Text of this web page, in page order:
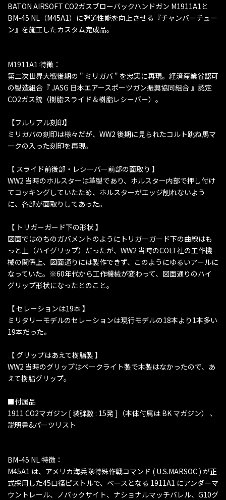
BATON AIRSOFT CO2ガスブローバックハンドガン M1911A1と
BM-45 NL（M45A1）に弾道性能を向上させる『チャンバーチュー
ン』を施工したカスタム完成品。
M1911A1 特徴：
第二次世界大戦後期の " ミリガバ " を忠実に再現。経済産業省認可
の製造組合『 JASG 日本エアースポーツガン振興協同組合 』認定
CO2ガス銃（樹脂スライド＆樹脂レシーバー）。
【フルリアル刻印】
ミリガバの刻印は様々だが、WW2 後期に見られたコルト跳ね馬マ
ークの入った刻印を再現。
【 スライド前後部・レシーバー前部の面取り 】
WW2 当時のホルスターは革製であり、ホルスター内部で押し付け
てコッキングしていたため、ホルスターがエッジ削れないよう
に、各部が面取りしてあった。
【 トリガーガード下の形状 】
図面ではのちのガバメントのようにトリガーガード下の曲線はも
っと上（ハイグリップ）だったが、WW2 当時のCOLT社の工作機
械の関係上、図面通りには製作できず、このようにゆるいアールに
なっていた。※60年代から工作機械が変わって、図面通りのハイ
グリップ形状になったとのこと。
【 セレーションは19本 】
ミリタリーモデルのセレーションは現行モデルの18本より1本多い
19本だった。
【 グリップはあえて樹脂製 】
WW2 当時のグリップはベークライト製で木製はなかったので、あ
えて樹脂グリップ。
■付属品
1911 CO2マガジン [ 装弾数 : 15発 ]（本体付属は BK マガジン） 、
説明書&パーツリスト
BM-45 NL 特徴：
M45A1 は、アメリカ海兵隊特殊作戦コマンド ( U.S.MARSOC ) が正
式採用した45口径ピストルで、ベースとなる 1911A1 にアンダーマ
ウントレール、ノバックサイト、ナショナルマッチバレル、G10グ